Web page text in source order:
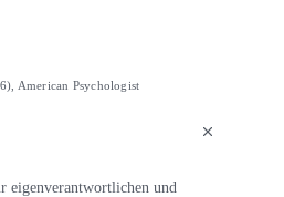
American Psychologist
eigenverantwortlichen und